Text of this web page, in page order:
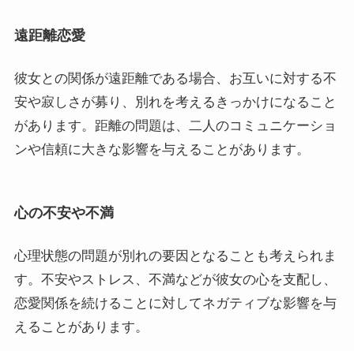
遠距離恋愛
彼女との関係が遠距離である場合、お互いに対する不
安や寂しさが募り、別れを考えるきっかけになること
があります。距離の問題は、二人のコミュニケーショ
ンや信頼に大きな影響を与えることがあります。
心の不安や不満
心理状態の問題が別れの要因となることも考えられま
す。不安やストレス、不満などが彼女の心を支配し、
恋愛関係を続けることに対してネガティブな影響を与
えることがあります。